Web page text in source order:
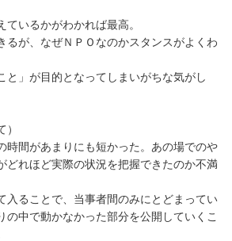
ているかがわかれば最高。
るが、なぜＮＰＯなのかスタンスがよくわ
と」が目的となってしまいがちな気がし
時間があまりにも短かった。あの場でのや
どれほど実際の状況を把握できたのか不満
入ることで、当事者間のみにとどまってい
の中で動かなかった部分を公開していくこ